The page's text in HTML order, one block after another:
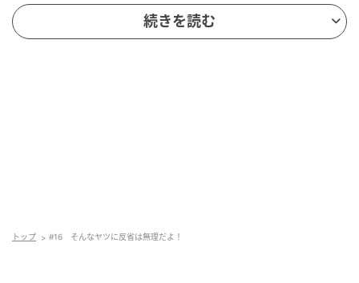
続きを読む
トップ #16 そんなヤツに反省は無理だよ！